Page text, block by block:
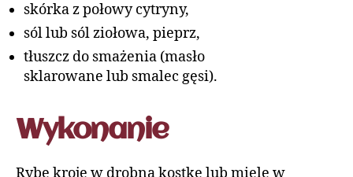
skórka z połowy cytryny,
sól lub sól ziołowa, pieprz,
tłuszcz do smażenia (masło
sklarowane lub smalec gęsi).
Wykonanie